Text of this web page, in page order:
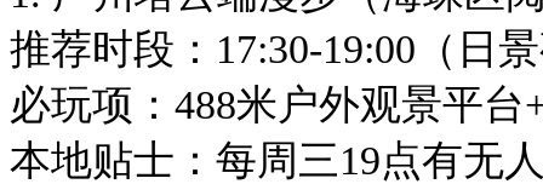
推荐时段：17:30-19:00（日
必玩项：488米户外观景平
本地贴士：每周三19点有无